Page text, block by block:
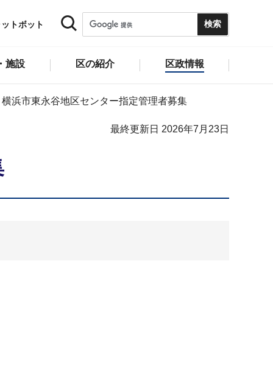
トボット
施設 区の紹介 区政情報
浜市東永谷地区センター指定管理者募集
最終更新日 2026年7月23日